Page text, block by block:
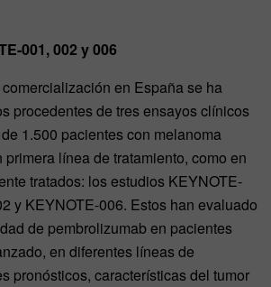
001, 002 y 006
en España se ha
procedentes de tres ensayos clínicos
1.500 pacientes con melanoma
línea de tratamiento, como en
tratados: los estudios KEYNOTE-
y KEYNOTE-006. Estos han evaluado
de pembrolizumab en pacientes
en diferentes líneas de
pronósticos, características del tumor